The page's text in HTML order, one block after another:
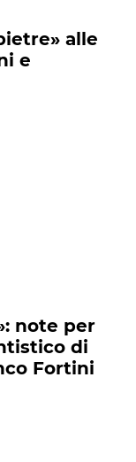
alle
e
note per
di
Fortini